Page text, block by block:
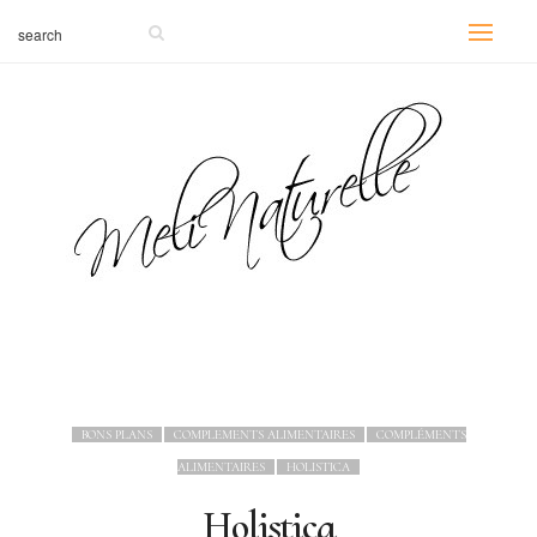
BONS PLANS COMPLEMENTS ALIMENTAIRES COMPLÉMENTS
ALIMENTAIRES HOLISTICA
Holistica